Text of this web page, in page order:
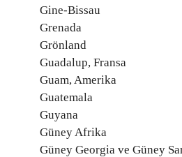
Gine-Bissau
Grenada
Grönland
Guadalup, Fransa
Guam, Amerika
Guatemala
Guyana
Güney Afrika
Güney Georgia ve Güney